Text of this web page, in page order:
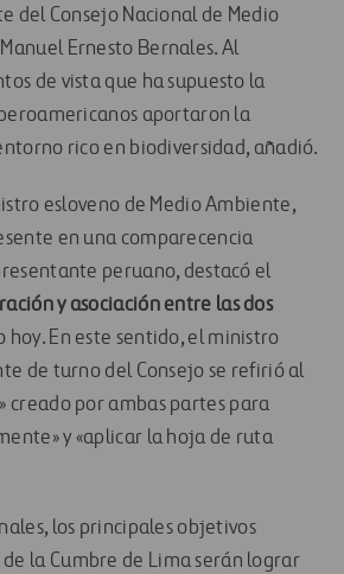
del Consejo Nacional de Medio
Ernesto Bernales. Al
de vista que ha supuesto la
aportaron la
rico en biodiversidad, añadió.
esloveno de Medio Ambiente,
en una comparecencia
peruano, destacó el
y asociación entre las dos
hoy. En este sentido, el ministro
de turno del Consejo se refirió al
» creado por ambas partes para
y «aplicar la hoja de ruta
los principales objetivos
la Cumbre de Lima serán lograr